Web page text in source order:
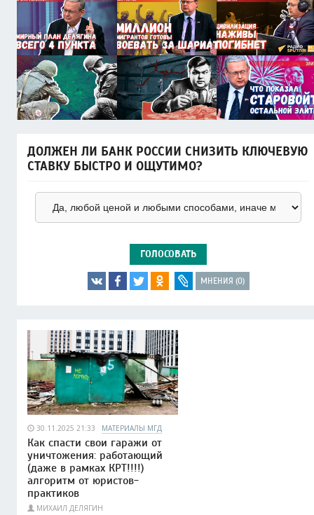
ДОЛЖЕН ЛИ БАНК РОССИИ СНИЗИТЬ КЛЮЧЕВУЮ
СТАВКУ БЫСТРО И ОЩУТИМО?
ГОЛОСОВАТЬ
МНЕНИЯ (0)
30.11.2025 21:33 МАТЕРИАЛЫ МГД
Как спасти свои гаражи от
уничтожения: работающий
(даже в рамках КРТ!!!!)
алгоритм от юристов-
практиков
МИХАИЛ ДЕЛЯГИН